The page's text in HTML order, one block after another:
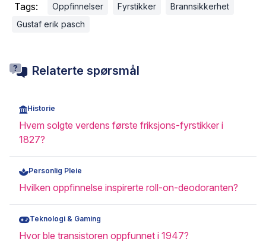
Tags: Oppfinnelser Fyrstikker
Brannsikkerhet
Gustaf erik pasch
Relaterte spørsmål
Historie
Hvem solgte verdens første friksjons-fyrstikker i
1827?
Personlig Pleie
Hvilken oppfinnelse inspirerte roll-on-deodoranten?
Teknologi & Gaming
Hvor ble transistoren oppfunnet i 1947?